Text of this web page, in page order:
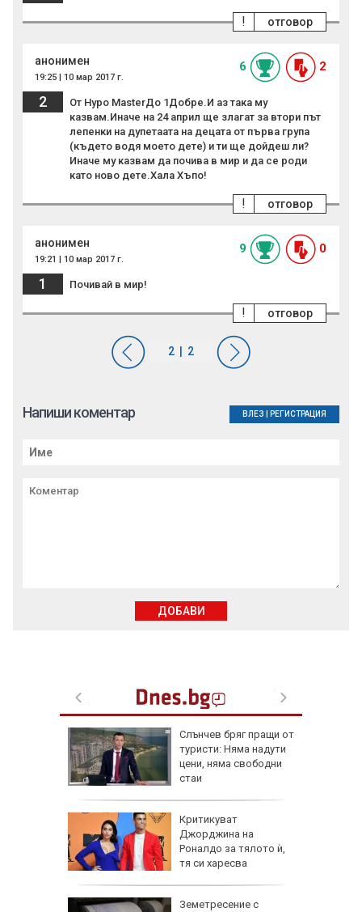
Слънчев бряг пращи от
туристи: Няма надути
цени, няма свободни
стаи
Критикуват
Джорджина на
Роналдо за тялото ѝ,
тя си харесва
Земетресение с
отговор
!
анонимен
19:25 | 10 мар 2017 г.
6 2
2
От Hypo MasterДо 1Добре.И аз така му
казвам.Иначе на 24 април ще злагат за втори път
лепенки на дупетаата на децата от първа група
(където водя моето дете) и ти ще дойдеш ли?
Иначе му казвам да почива в мир и да се роди
като ново дете.Хала Хъпо!
отговор
!
анонимен
19:21 | 10 мар 2017 г.
9 0
1 Почивай в мир!
отговор
!
Напиши коментар ВЛЕЗ РЕГИСТРАЦИЯ
ДОБАВИ